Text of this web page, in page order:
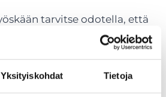
Yksityiskohdat Tietoja
tarvitse odotella, että
isoista urakkatöistä huolto-